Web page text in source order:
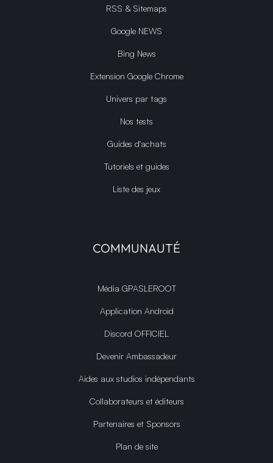
RSS & Sitemaps
Google NEWS
Bing News
Extension Google Chrome
Univers par tags
Nos tests
Guides d'achats
Tutoriels et guides
Liste des jeux
COMMUNAUTÉ
Média GPASLEROOT
Application Android
Discord OFFICIEL
Devenir Ambassadeur
Aides aux studios indépendants
Collaborateurs et éditeurs
Partenaires et Sponsors
Plan de site